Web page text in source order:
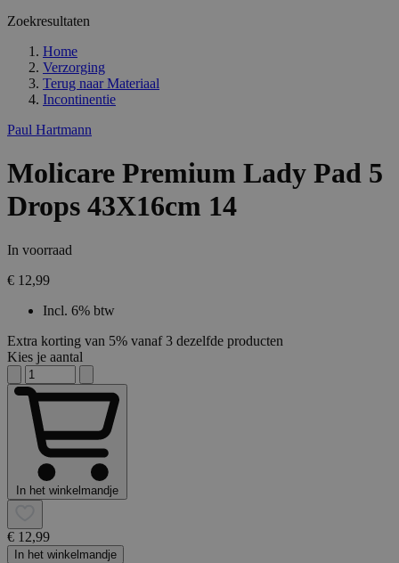
Zoekresultaten
Home
Verzorging
Terug naar Materiaal
Incontinentie
Paul Hartmann
Molicare Premium Lady Pad 5
Drops 43X16cm 14
In voorraad
€ 12,99
Incl. 6% btw
Extra korting van 5% vanaf 3 dezelfde producten
Kies je aantal
In het winkelmandje
€ 12,99
In het winkelmandje